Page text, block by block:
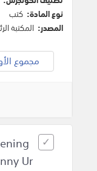
نوع المادة: كتب
المصدر: المكتبة
مجموع
Ur.